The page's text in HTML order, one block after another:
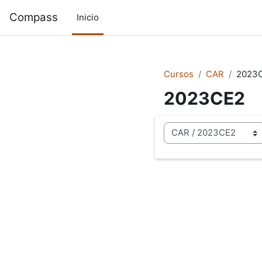
Compass Inicio
Cursos CAR
2023CE2
Categorías